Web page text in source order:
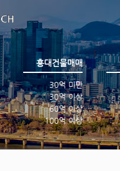
홍대건물매매
30억 미만
30억 이상
60억 이상
100억 이상